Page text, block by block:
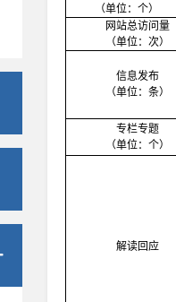
（单位：个）
网站总访问量
（单位：次）
信息发布
（单位：条）
专栏专题
（单位：个）
解读回应